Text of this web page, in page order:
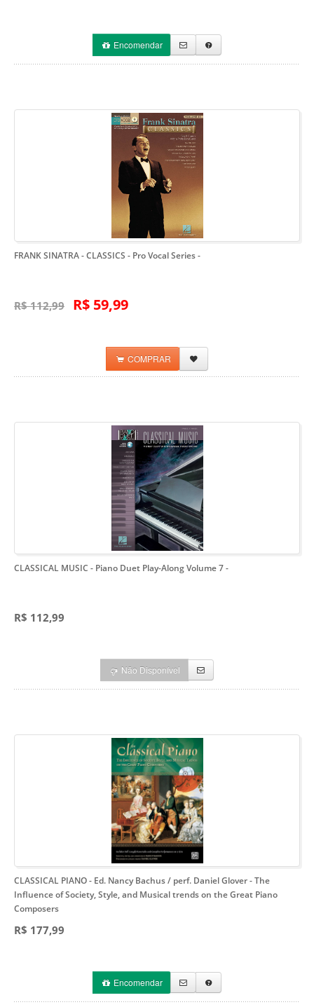
Encomendar
FRANK SINATRA - CLASSICS - Pro Vocal Series-
R$ 112,99 R$ 59,99
COMPRAR
CLASSICAL MUSIC - Piano Duet Play-Along Volume 7-
R$ 112,99
Não Disponível
CLASSICAL PIANO - Ed. Nancy Bachus / perf. Daniel Glover- The
Influence of Society, Style, and Musical trends on the Great Piano
Composers
R$ 177,99
Encomendar